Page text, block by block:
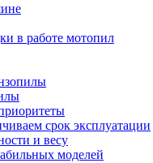
в работе мотопил
срок эксплуатации
и весу
моделей